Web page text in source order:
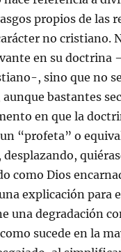
propios de las
no cristiano.
en su
, sino que no
aunque bastantes
en que la
“profeta” o
como Dios
explicación para
una degradación
sucede en la